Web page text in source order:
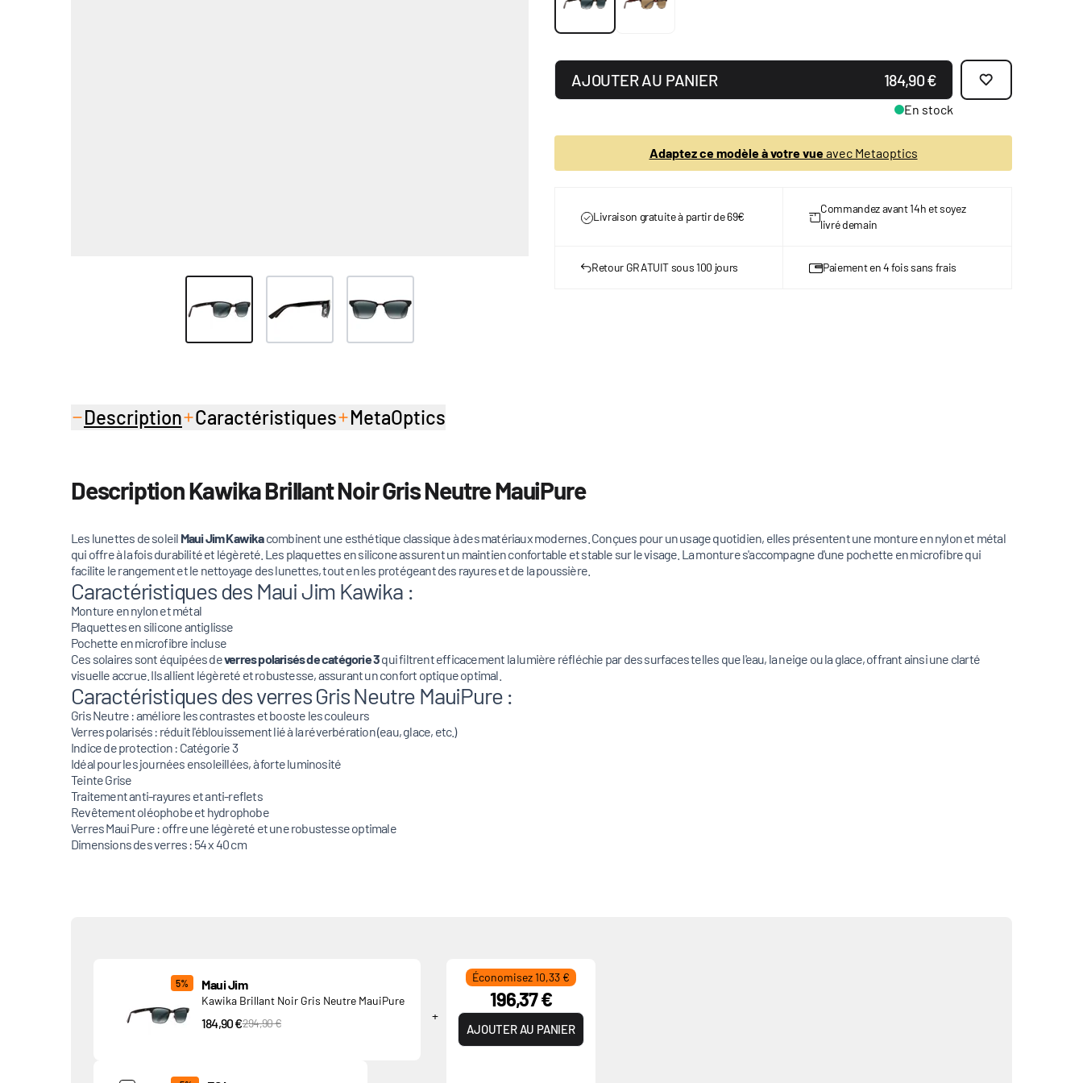
AJOUTER AU PANIER 184,90 €
En stock
Adaptez ce modèle à votre vueavec Metaoptics
Livraison gratuite à partir de 69€
Commandez avant 14h et soyez
livré demain
Retour GRATUIT sous 100 jours Paiement en 4 fois sans frais
Description Caractéristiques MetaOptics
Description Kawika Brillant Noir Gris Neutre MauiPure
Les lunettes de soleil Maui Jim Kawikacombinent une esthétique classique à des matériaux modernes. Conçues pour un usage quotidien, elles présentent une monture en nylon et métal
qui offre à la fois durabilité et légèreté. Les plaquettes en silicone assurent un maintien confortable et stable sur le visage. La monture s'accompagne d'une pochette en microfibre qui
facilite le rangement et le nettoyage des lunettes, tout en les protégeant des rayures et de la poussière.
Caractéristiques des Maui Jim Kawika :
Monture en nylon et métal
Plaquettes en silicone antiglisse
Pochette en microfibre incluse
Ces solaires sont équipées deverres polarisés de catégorie 3qui filtrent efficacement la lumière réfléchie par des surfaces telles que l'eau, la neige ou la glace, offrant ainsi une clarté
visuelle accrue. Ils allient légèreté et robustesse, assurant un confort optique optimal.
Caractéristiques des verres Gris Neutre MauiPure :
Gris Neutre : améliore les contrastes et booste les couleurs
Verres polarisés : réduit l'éblouissement lié à la réverbération (eau, glace, etc.)
Indice de protection : Catégorie 3
Idéal pour les journées ensoleillées, à forte luminosité
Teinte Grise
Traitement anti-rayures et anti-reflets
Revêtement oléophobe et hydrophobe
Verres Maui Pure : offre une légèreté et une robustesse optimale
Dimensions des verres : 54 x 40 cm
5% Maui Jim
Kawika Brillant Noir Gris Neutre MauiPure
184,90 €PVC Price
294,90 €
Économisez 10,33 €
196,37 €
AJOUTER AU PANIER